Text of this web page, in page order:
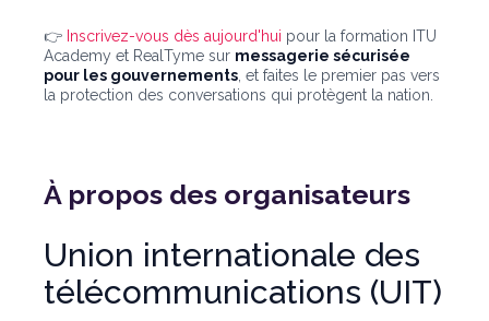
👉 Inscrivez-vous dès aujourd'hui pour la formation ITU
Academy et RealTyme sur messagerie sécurisée
pour les gouvernements , et faites le premier pas vers
la protection des conversations qui protègent la nation.
À propos des organisateurs
Union internationale des
télécommunications (UIT)